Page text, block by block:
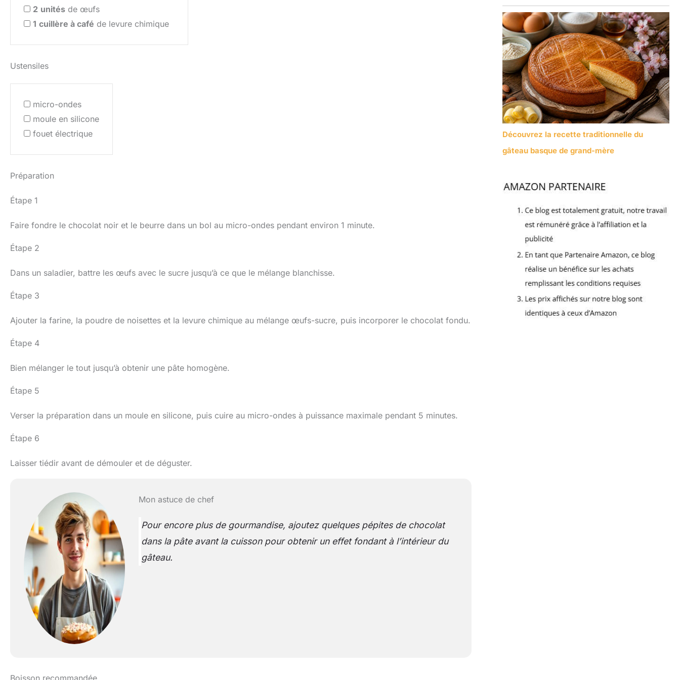
2 unités de œufs
1 cuillère à café de levure chimique
Ustensiles
micro-ondes
moule en silicone
fouet électrique
Préparation
Étape 1
Faire fondre le chocolat noir et le beurre dans un bol au micro-ondes pendant environ 1 minute.
Étape 2
Dans un saladier, battre les œufs avec le sucre jusqu’à ce que le mélange blanchisse.
Étape 3
Ajouter la farine, la poudre de noisettes et la levure chimique au mélange œufs-sucre, puis incorporer le chocolat fondu.
Étape 4
Bien mélanger le tout jusqu’à obtenir une pâte homogène.
Étape 5
Verser la préparation dans un moule en silicone, puis cuire au micro-ondes à puissance maximale pendant 5 minutes.
Étape 6
Laisser tiédir avant de démouler et de déguster.
Mon astuce de chef
Pour encore plus de gourmandise, ajoutez quelques pépites de chocolat
dans la pâte avant la cuisson pour obtenir un effet fondant à l’intérieur du
gâteau.
Découvrez la recette traditionnelle du
gâteau basque de grand-mère